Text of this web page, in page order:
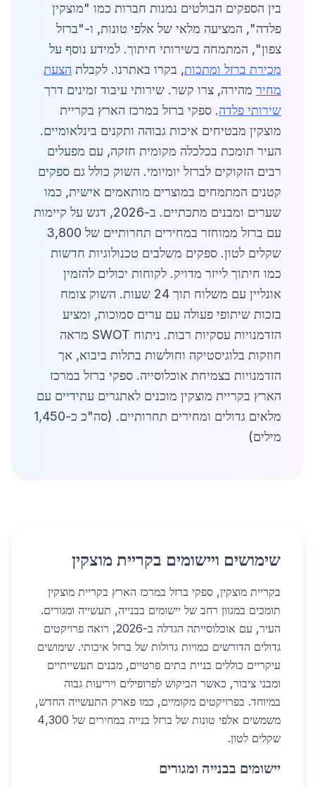
בין הספקים הבולטים נמנות חברות כמו "מוצקין
פלדה", המציעה מלאי של אלפי טונות, ו-"ברזל
צפון", המתמחה בשירותי חיתוך. למידע נוסף על
מכירת ברזל ומתכות, בקרו באתרנו. לקבלת הצעת
מחיר מהירה, צרו קשר. שירותי עיבוד זמינים דרך
שירותי פלדה. ספקי ברזל במרכז הארץ בקריית
מוצקין מבטיחים איכות גבוהה ותקנים בינלאומיים.
העיר תומכת בכלכלה מקומית חזקה, עם מפעלים
רבים הזקוקים לברזל יומיומי. השוק כולל גם ספקים
קטנים המתמחים במוצרים מותאמים אישית, כמו
שערים ומבנים מתכתיים. ב-2026, דגש על קיימות
עם ברזל ממוחזר במחירים תחרותיים של 3,800
שקלים לטון. ספקים משלבים טכנולוגיות חדשות
כמו חיתוך לייזר מדויק. לקוחות יכולים להזמין
אונליין עם משלוח תוך 24 שעות. השוק צומח
בזכות שיתופי פעולה עם ערים סמוכות, ומציע
הזדמנויות עסקיות רבות. ניתוח SWOT מראה
חוזקות בלוגיסטיקה וחולשות בתלות ביבוא, אך
הזדמנויות בצמיחת אוכלוסייה. ספקי ברזל במרכז
הארץ בקריית מוצקין מוכנים לאתגרים עתידיים עם
מלאים גדולים ומחירים תחרותיים. (סה"כ כ-1,450
מילים)
שימושים ויישומים בקריית מוצקין
בקריית מוצקין, ספקי ברזל במרכז הארץ בקריית מוצקין
תומכים במגוון רחב של יישומים בבנייה, תעשייה ומגורים.
העיר, עם אוכלוסייתה הגדלה ב-2026, רואה פרויקטים
גדולים הדורשים כמויות גדולות של ברזל איכותי. שימושים
עיקריים כוללים בניית בתים פרטיים, מבנים תעשייתיים
ומבני ציבור, כאשר הביקוש לפרופילים ויריעות גבוה
במיוחד. בפרויקטים מקומיים, כמו פארק התעשייה החדש,
משמשים אלפי טונות של ברזל בנייה במחירים של 4,300
שקלים לטון.
יישומים בבנייה ומגורים